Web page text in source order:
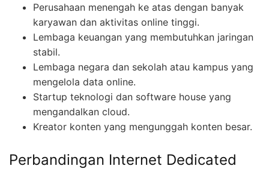
Perusahaan menengah ke atas dengan banyak
karyawan dan aktivitas online tinggi.
Lembaga keuangan yang membutuhkan jaringan
stabil.
Lembaga negara dan sekolah atau kampus yang
mengelola data online.
Startup teknologi dan software house yang
mengandalkan cloud.
Kreator konten yang mengunggah konten besar.
Perbandingan Internet Dedicated